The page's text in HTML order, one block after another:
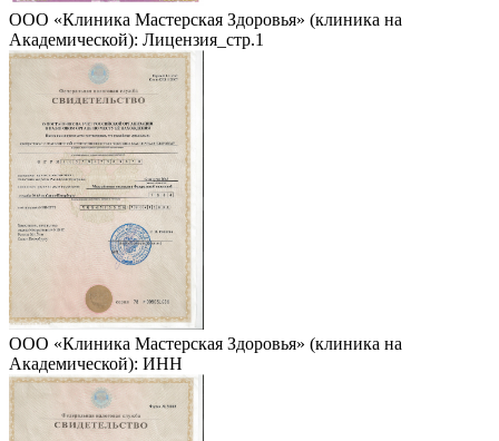
ООО «Клиника Мастерская Здоровья» (клиника на
Академической): Лицензия_стр.1
ООО «Клиника Мастерская Здоровья» (клиника на
Академической): ИНН